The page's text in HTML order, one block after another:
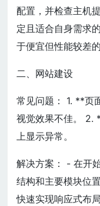
配置，并检查主机
定且适合自身需求
于便宜但性能较差的
二、网站建设
常见问题： 1. **页
视觉效果不佳。 2.
上显示异常。
解决方案： - 在开
结构和主要模块位
快速实现响应式布